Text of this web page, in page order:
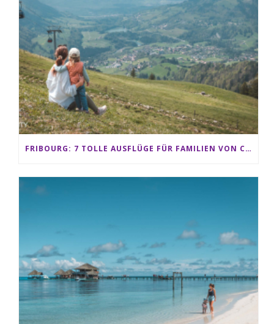
FRIBOURG: 7 TOLLE AUSFLÜGE FÜR FAMILIEN VON CHARMEY BIS LES PACCOTS